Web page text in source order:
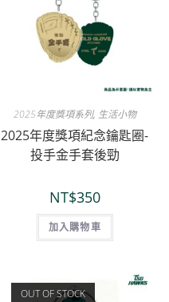
2025年度獎項系列, 生活小物
2025年度獎項紀念鑰匙圈-
投手金手套後勁
NT$350
加入購物車
OUT OF STOCK